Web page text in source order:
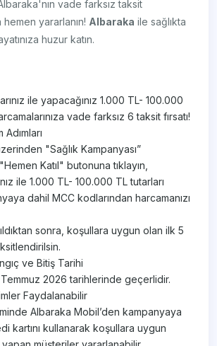
vade farksız taksit
yararlanın! Albaraka ile sağlıkta
huzur katın.
ile yapacağınız 1.000 TL- 100.000
vade farksız 6 taksit fırsatı!
Adımları
"Sağlık Kampanyası”
Katıl" butonuna tıklayın,
ile 1.000 TL- 100.000 TL tutarları
dahil MCC kodlarından harcamanızı
sonra, koşullara uygun olan ilk 5
ve Bitiş Tarihi
Temmuz 2026 tarihlerinde geçerlidir.
Faydalanabilir
Albaraka Mobil’den kampanyaya
kartını kullanarak koşullara uygun